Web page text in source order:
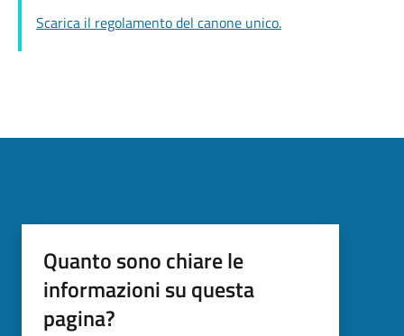
Scarica il regolamento del canone unico.
Quanto sono chiare le
informazioni su questa
pagina?